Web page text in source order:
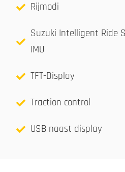
Rijmodi
Suzuki Intelligent Ride
IMU
TFT-Display
Traction control
USB naast display